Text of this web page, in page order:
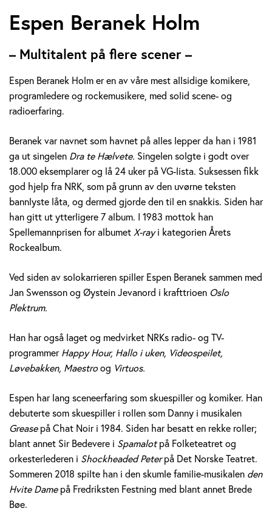
E
p
e
n
B
e
r
a
n
e
k
o
l
m
Espen Beranek Holm
– Multitalent på flere scener –
Espen Beranek Holm er en av våre mest allsidige komikere,
programledere og rockemusikere, med solid scene- og
radioerfaring.
Beranek var navnet som havnet på alles lepper da han i 1981
ga ut singelen Dra te Hælvete. Singelen solgte i godt over
18.000 eksemplarer og lå 24 uker på VG-lista. Suksessen fikk
god hjelp fra NRK, som på grunn av den uvørne teksten
bannlyste låta, og dermed gjorde den til en snakkis. Siden har
han gitt ut ytterligere 7 album. I 1983 mottok han
Spellemannprisen for albumet X-rayi kategorien Årets
Rockealbum.
Ved siden av solokarrieren spiller Espen Beranek sammen med
Jan Swensson og Øystein Jevanord i krafttrioen Oslo
Plektrum.
Han har også laget og medvirket NRKs radio- og TV-
programmer Happy Hour, Hallo i uken, Videospeilet,
Løvebakken, Maestro og Virtuos.
Espen har lang sceneerfaring som skuespiller og komiker. Han
debuterte som skuespiller i rollen som Danny i musikalen
Grease på Chat Noir i 1984. Siden har besatt en rekke roller;
blant annet Sir Bedevere i Spamalotpå Folketeatret og
orkesterlederen i Shockheaded Peterpå Det Norske Teatret.
Sommeren 2018 spilte han i den skumle familie-musikalen den
Hvite Damepå Fredriksten Festning med blant annet Brede
Bøe.